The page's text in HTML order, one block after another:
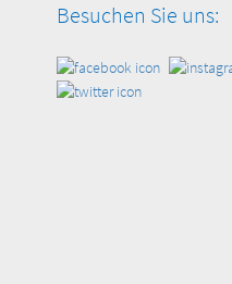
Besuchen Sie uns: